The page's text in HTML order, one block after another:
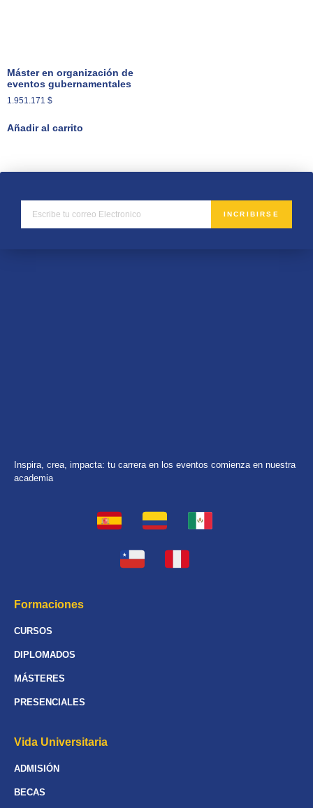
Máster en organización de
eventos gubernamentales
1.951.171 $
Añadir al carrito
INCRIBIRSE
Inspira, crea, impacta: tu carrera en los eventos comienza en nuestra
academia
Formaciones
CURSOS
DIPLOMADOS
MÁSTERES
PRESENCIALES
Vida Universitaria
ADMISIÓN
BECAS